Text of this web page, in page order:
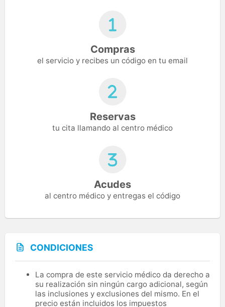
Compras
el servicio y recibes un código en tu email
Reservas
tu cita llamando al centro médico
Acudes
al centro médico y entregas el código
CONDICIONES
La compra de este servicio médico da derecho a
su realización sin ningún cargo adicional, según
las inclusiones y exclusiones del mismo. En el
precio están incluidos los impuestos